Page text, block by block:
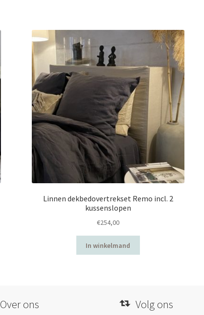
Linnen dekbedovertrekset Remo incl. 2
kussenslopen
€254,00
In winkelmand
Over ons Volg ons